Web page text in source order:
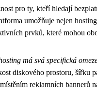
pro ty, kteří hledají
umožňuje nejen
prvků, které mohou
má svá specifická
diskového prostoru, šířku
reklamních bannerů